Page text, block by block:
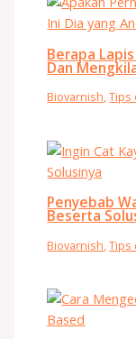
Berapa
Dan
Biovarnish,Tips
Penyebab
Beserta
Biovarnish,Tips